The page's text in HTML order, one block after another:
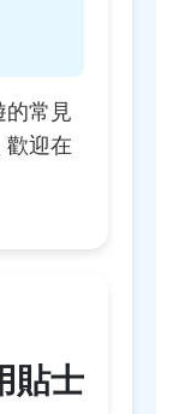
的常見
歡迎在
貼士